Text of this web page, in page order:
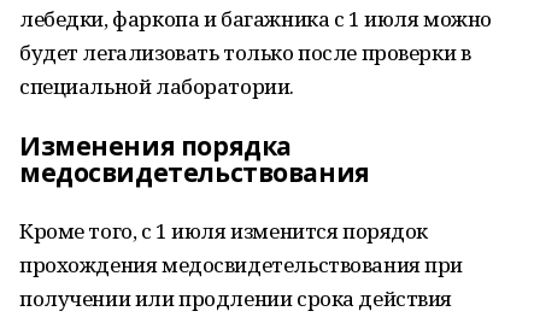
лебедки, фаркопа и багажника с 1 июля можно
будет легализовать только после проверки в
специальной лаборатории.
Изменения порядка
медосвидетельствования
Кроме того, с 1 июля изменится порядок
прохождения медосвидетельствования при
получении или продлении срока действия